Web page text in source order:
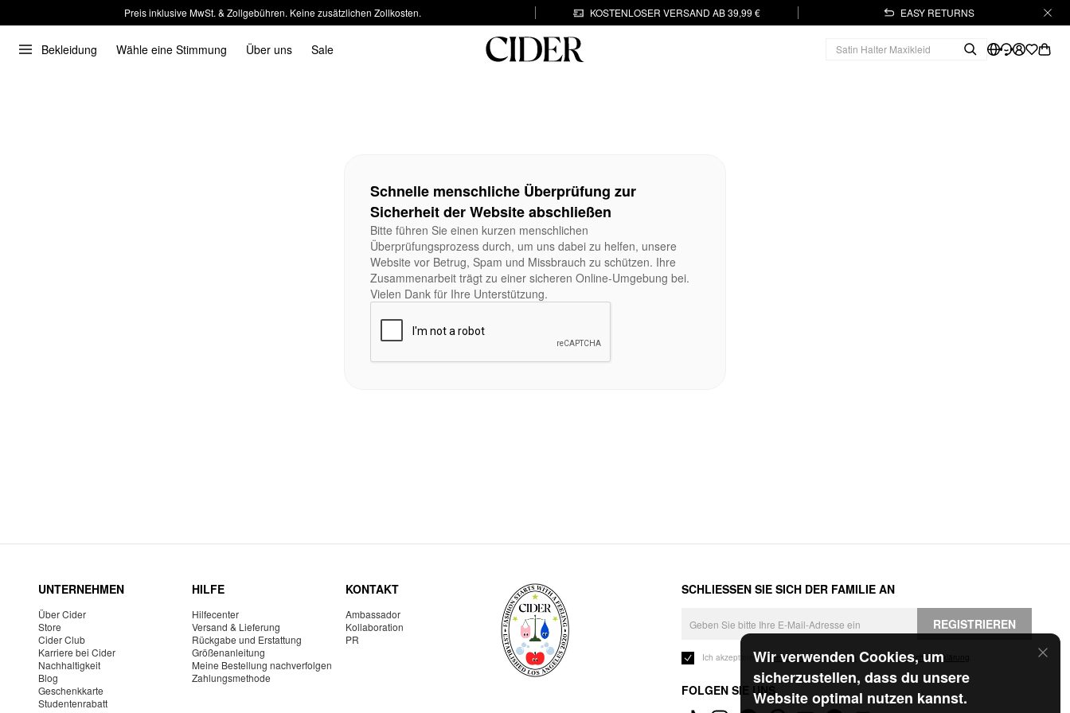
Preis inklusive MwSt. & Zollgebühren. Keine zusätzlichen Zollkosten. KOSTENLOSER VERSAND AB 39,99 € EASY RETURNS
Bekleidung Wähle eine Stimmung Über uns Sale
Wir verwenden Cookies, um
sicherzustellen, dass du unsere
Website optimal nutzen kannst.
Schnelle menschliche Überprüfung zur
Sicherheit der Website abschließen
Bitte führen Sie einen kurzen menschlichen
Überprüfungsprozess durch, um uns dabei zu helfen, unsere
Website vor Betrug, Spam und Missbrauch zu schützen. Ihre
Zusammenarbeit trägt zu einer sicheren Online-Umgebung bei.
Vielen Dank für Ihre Unterstützung.
UNTERNEHMEN
Über Cider
Store
Cider Club
Karriere bei Cider
Nachhaltigkeit
Blog
Geschenkkarte
Studentenrabatt
HILFE
Hilfecenter
Versand & Lieferung
Rückgabe und Erstattung
Größenanleitung
Meine Bestellung nachverfolgen
Zahlungsmethode
KONTAKT
Ambassador
Kollaboration
PR
SCHLIESSEN SIE SICH DER FAMILIE AN
REGISTRIEREN
Ich akzeptiere dieGeschäftsbedingungen und die Datenschutzerklärung
FOLGEN SIE UNS